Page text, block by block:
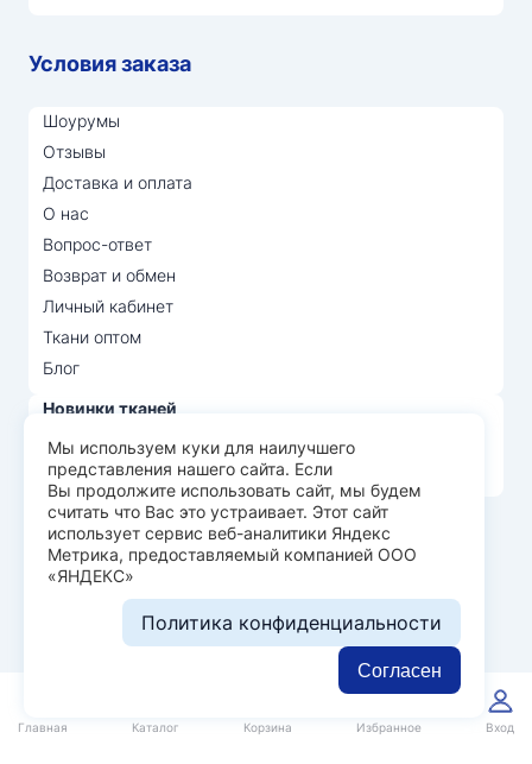
Главная Каталог Корзина Избранное Вход
Условия заказа
Шоурумы
Отзывы
Доставка и оплата
О нас
Вопрос-ответ
Возврат и обмен
Личный кабинет
Ткани оптом
Блог
Новинки тканей
Распродажа тканей
Лидеры продаж
© Арт Текс — продажа тканей оптом, 2026
Пользовательское соглашение
Политика конфиденциальности
Разработка сайта —
Мы используем куки для наилучшего
представления нашего сайта. Если
Вы продолжите использовать сайт, мы будем
считать что Вас это устраивает. Этот сайт
использует сервис веб-аналитики Яндекс
Метрика, предоставляемый компанией ООО
«ЯНДЕКС»
Политика конфиденциальности
Согласен